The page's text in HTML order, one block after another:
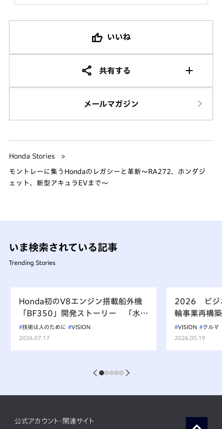
いいね
共有する
メールマガジン
Honda Stories
モントレーに集うHondaのレガシーと革新～RA272、ホンダジ
ェット、新型アキュラEVまで～
いま検索されている記事
Trending Stories
Honda初のV8エンジン搭載船外機
「BF350」開発ストーリー 「水上
を走るもの、水を汚すべからず」を
受け継ぐ挑戦
技術は人のために
VISION
2026.07.17
2026 ビジ
輪事業再構
VISION
クルマ
2026.05.19
1 2 3 4 5
公式アカウント・関連サイト